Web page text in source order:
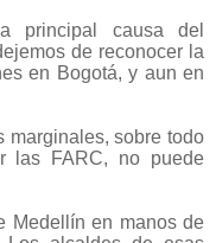
principal causa del
de reconocer la
en Bogotá, y aun en
marginales, sobre todo
las FARC, no puede
Medellín en manos de